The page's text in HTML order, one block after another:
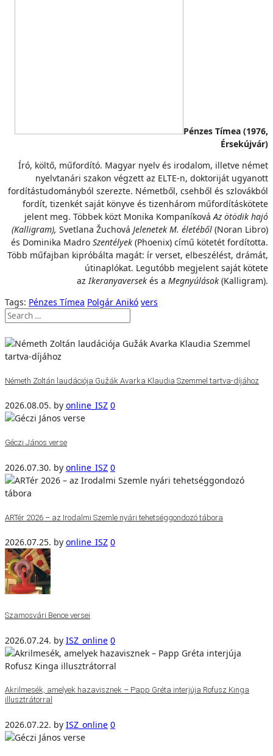
Pénzes Tímea (1976,
Érsekújvár)
Író, költő, műfordító. Magyar nyelv és irodalom, illetve német
nyelvtanári szakon végzett az ELTE-n, doktoriját ugyanott
fordítástudományból szerezte. Németből, csehből és szlovákból
fordít, tizenkét saját könyve és tizenhárom műfordításkötete
jelent meg. Többek közt Monika KompaníkováAz ötödik hajó
(Kalligram), Svetlana Žuchová Jelenetek M. életéből (Noran Libro)
és Dominika Madro Szentélyek (Phoenix) című kötetét fordította.
Több műfajban kipróbálta magát: ír verset, elbeszélést, drámát,
útinaplókat. Legutóbb megjelent saját kötete
azIkeranyaversek és a Megnyúlások (Kalligram).
Tags: Pénzes Tímea Polgár Anikó vers
Németh Zoltán laudációja Gužák Avarka Klaudia Szemmel tartva-díjához
2026.08.05. by online_ISZ 0
Géczi János verse
2026.07.30. by online_ISZ 0
ARTér 2026 – az Irodalmi Szemle nyári tehetséggondozó tábora
2026.07.25. by online_ISZ 0
Szamosvári Bence versei
2026.07.24. by ISZ_online 0
Akrilmesék, amelyek hazavisznek – Papp Gréta interjúja Rofusz Kinga
illusztrátorral
2026.07.22. by ISZ_online 0